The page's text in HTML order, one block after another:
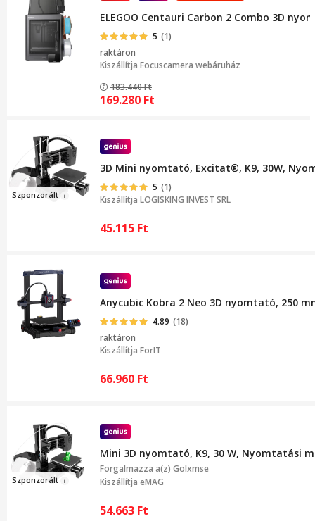
ELEGOO Centauri Carbon 2 Combo 3D
5 (1)
raktáron
Kiszállítja Focuscamera webáruház
183.440Ft
169.280 Ft
Szponzorált
3D Mini nyomtató, Excitat®, K9, 30W,
5 (1)
Kiszállítja LOGISKING INVEST SRL
45.115 Ft
Anycubic Kobra 2 Neo 3D nyomtató, 250
4.89 (18)
raktáron
Kiszállítja ForIT
66.960 Ft
Szponzorált
Mini 3D nyomtató, K9, 30 W, Nyomtatási
Forgalmazza a(z) Golxmse
Kiszállítja eMAG
54.663 Ft